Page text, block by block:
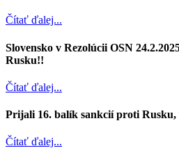
Čítať ďalej...
Slovensko v Rezolúcii OSN
Rusku!!
Čítať ďalej...
Prijali 16. balík sankcií proti Rusku,
Čítať ďalej...